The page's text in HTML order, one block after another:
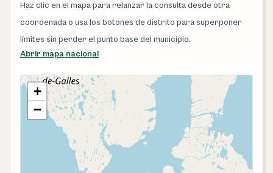
Haz clic en el mapa para relanzar la consulta desde otra
coordenada o usa los botones de distrito para superponer
límites sin perder el punto base del municipio.
Abrir mapa nacional
+
−